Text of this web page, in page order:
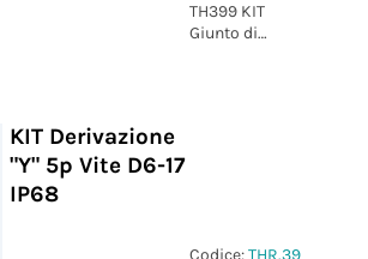
TH399 KIT
Giunto di
KIT Derivazione
"Y" 5p Vite D6-17
IP68
Codice:THR.39